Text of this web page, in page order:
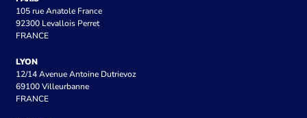
105 rue Anatole France
92300 Levallois Perret
FRANCE
LYON
12/14 Avenue Antoine Dutrievoz
69100 Villeurbanne
FRANCE